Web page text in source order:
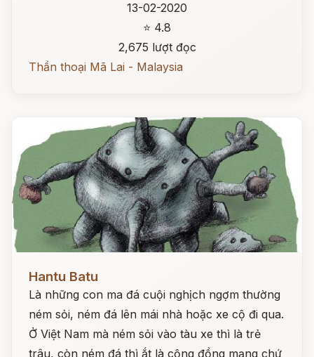
13-02-2020
⭐ 4.8
2,675 lượt đọc
Thần thoại Mã Lai - Malaysia
Hantu Batu
Là những con ma đá cuội nghịch ngợm thường
ném sỏi, ném đá lên mái nhà hoặc xe cộ đi qua.
Ở Việt Nam mà ném sỏi vào tàu xe thì là trẻ
trâu, còn ném đá thì ắt là cộng đồng mạng chứ